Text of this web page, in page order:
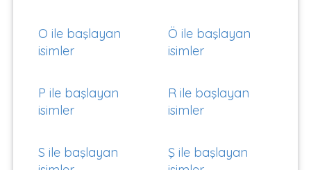
O ile başlayan
isimler
Ö ile başlayan
isimler
P ile başlayan
isimler
R ile başlayan
isimler
S ile başlayan
Ş ile başlayan